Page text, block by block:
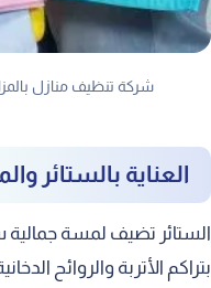
شركة تنظيف منازل
العناية بالستائر
الستائر تضيف لمسة جمالية
بتراكم الأتربة والروائح